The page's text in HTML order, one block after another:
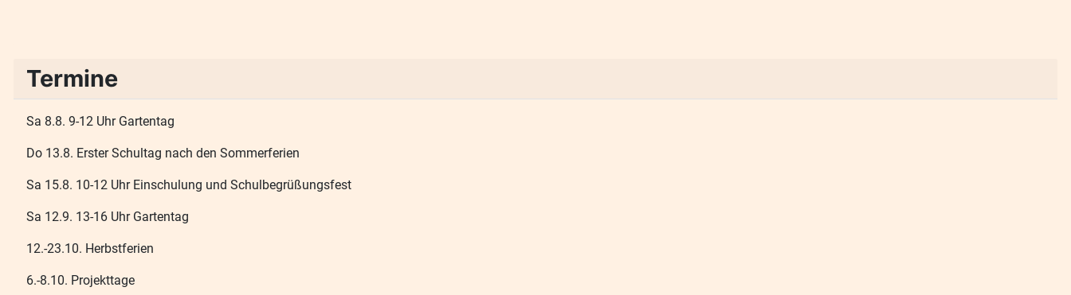
Termine
Sa 8.8. 9-12 Uhr Gartentag
Do 13.8. Erster Schultag nach den Sommerferien
Sa 15.8. 10-12 Uhr Einschulung und Schulbegrüßungsfest
Sa 12.9. 13-16 Uhr Gartentag
12.-23.10. Herbstferien
6.-8.10. Projekttage